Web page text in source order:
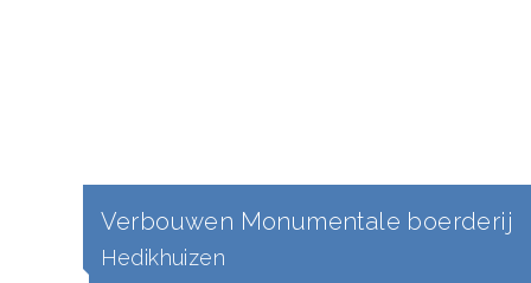
Verbouwen Monumentale boerderij
Hedikhuizen